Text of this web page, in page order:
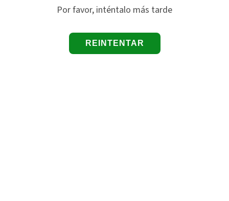
Por favor, inténtalo más tarde
REINTENTAR